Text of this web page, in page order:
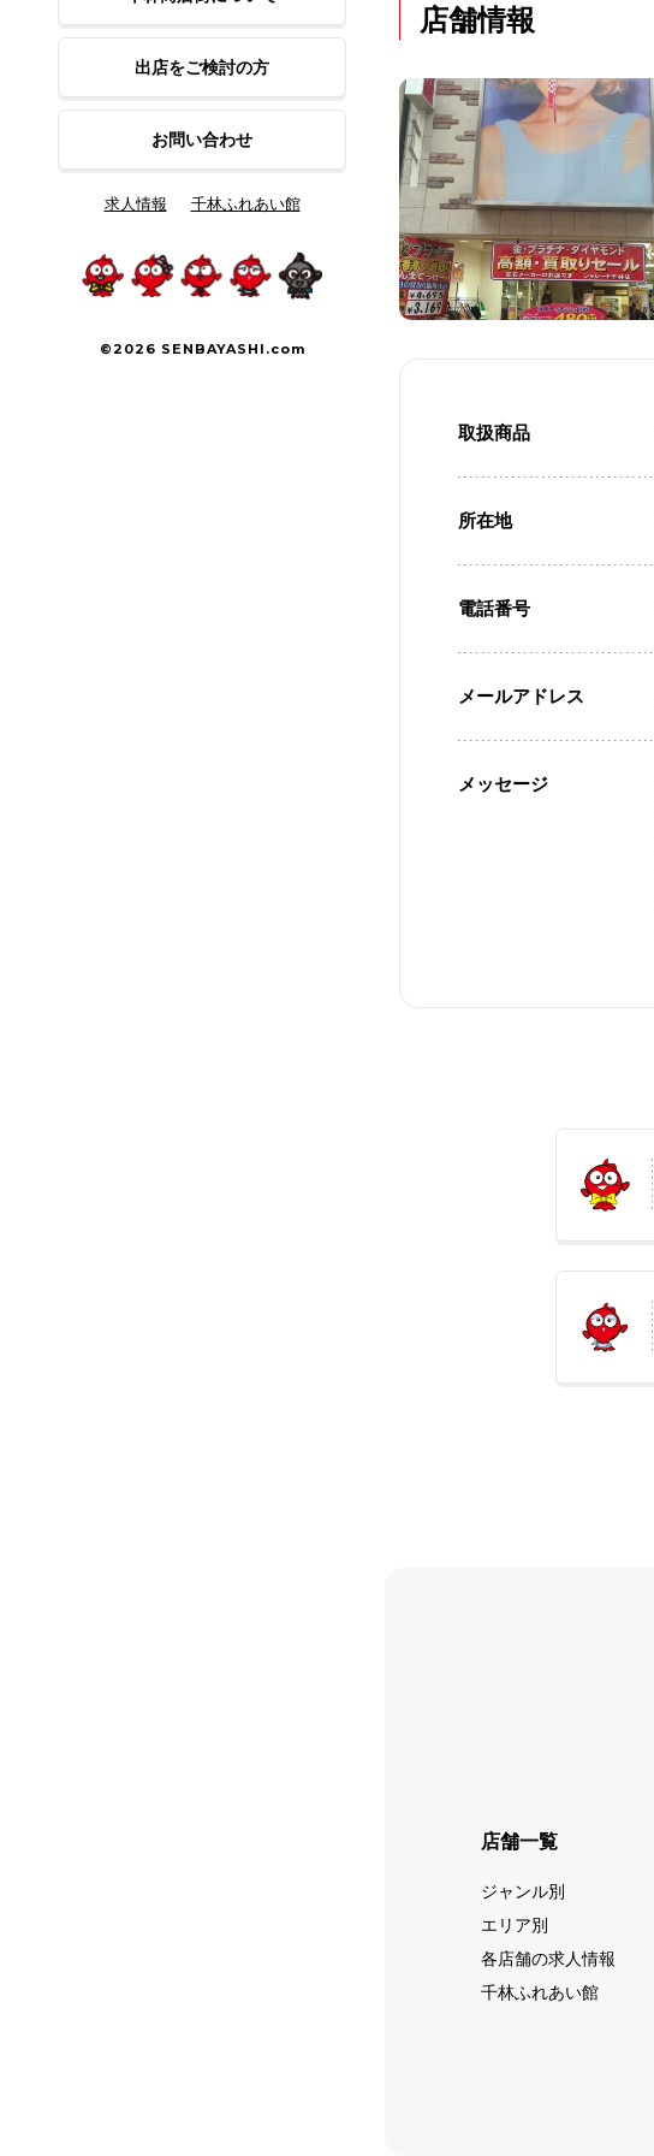
出店をご検討の方
お問い合わせ
求人情報 千林ふれあい館
©2026 SENBAYASHI.com
店舗情報
取扱商品
所在地
電話番号
メールアドレス
メッセージ
店舗一覧
ジャンル別
エリア別
各店舗の求人情報
千林ふれあい館